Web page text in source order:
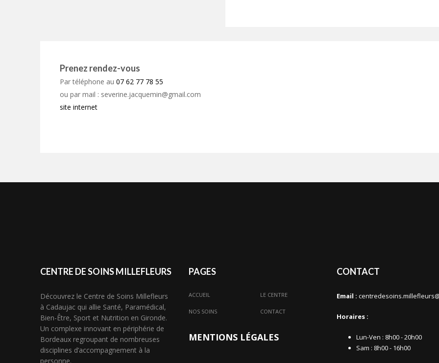
Prenez rendez-vous
Par téléphone au 07 62 77 78 55
ou par mail : severine.jacquemin@gmail.com
site internet
CENTRE DE SOINS MILLEFLEURS
Découvrez le Centre de Soins Millefleurs
à Cadaujac qui allie Santé, Paramédical,
Bien-Être, Sport et Nutrition en Gironde.
Un complexe innovant en périphérie de
Bordeaux regroupant de nombreuses
disciplines d’accompagnement à la
personne.
PAGES
ACCUEIL LE CENTRE
NOS SOINS CONTACT
MENTIONS LÉGALES
CONTACT
Email :
Horaires :
Lun-Ven : 8h00 - 20h00
Sam : 8h00 - 16h00